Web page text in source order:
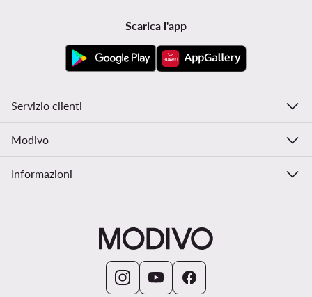
Scarica l'app
Servizio clienti
Modivo
Informazioni